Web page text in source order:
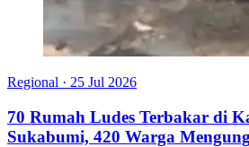
Regional · 25 Jul 2026
70 Rumah Ludes Terbakar di
Sukabumi, 420 Warga